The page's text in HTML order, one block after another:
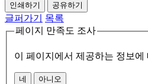
인쇄하기 공유하기
글퍼가기
목록
페이지 만족도 조사
이 페이지에서 제공하는 정보에
네 아니오